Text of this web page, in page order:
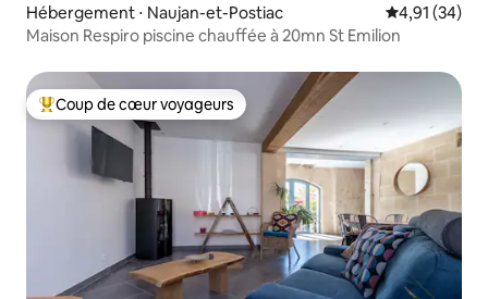
Hébergement ⋅ Naujan-et-Postiac Évaluation
4,91 (34)
Maison Respiro piscine chauffée à 20mn St Emilion
Coups de cœur voyageurs les plus appréciés
Coup de cœur voyageurs